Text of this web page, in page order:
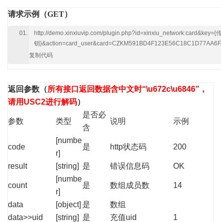
请求示例（GET）
http://demo.xinxiuvip.com/plugin.php?id=xinxiu_network:card&key={
钥
复制代码
返回参数 （所有接口返回数据含中文时“\u672c\u6846”，
请用USC2进行解码）
参数 类型
是否必
含
说明 示例
code
[numbe
r]
是 http状态码 200
result [string] 是 错误信息码 OK
count
[numbe
r]
是 数组成员数 14
data [object] 是
数组
data>>uid
[string] 是 充值uid
1